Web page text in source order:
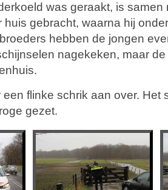
was geraakt, is samen
huis gebracht, waarna hij
hebben de jongen
nagekeken, maar
flinke schrik aan over. Het
gezet.